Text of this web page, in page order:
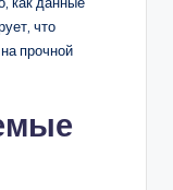
что
прочной